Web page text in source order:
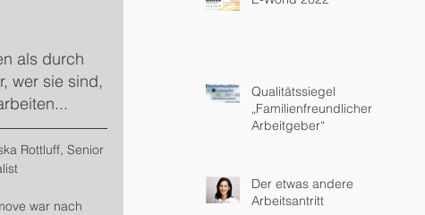
als durch
wer sie sind,
Rottluff, Senior
war nach
Qualitätssiegel
„Familienfreundlicher
Arbeitgeber“
Der etwas andere
Arbeitsantritt